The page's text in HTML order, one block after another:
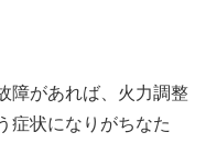
障があれば、火力調整
症状になりがちなた